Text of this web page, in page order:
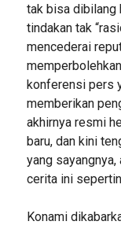
tak bisa dibilang
tindakan tak
mencederai
konferensi pers
memberikan
akhirnya resmi
baru, dan kini
yang
cerita ini
Konami